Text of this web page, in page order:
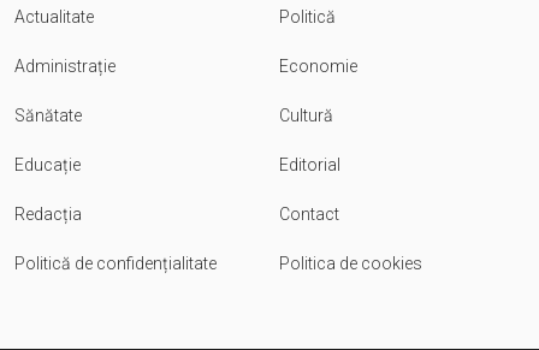
Actualitate Politică
Administrație Economie
Sănătate Cultură
Educație Editorial
Redacția Contact
Politică de confidențialitate Politica de cookies